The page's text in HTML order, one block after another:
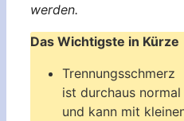
werden.
Das Wichtigste in Kürze
Trennungsschmerz
ist durchaus normal
und kann mit